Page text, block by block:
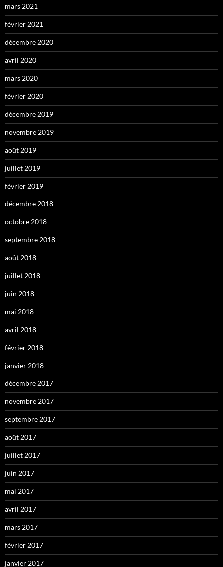
mars 2021
février 2021
décembre 2020
avril 2020
mars 2020
février 2020
décembre 2019
novembre 2019
août 2019
juillet 2019
février 2019
décembre 2018
octobre 2018
septembre 2018
août 2018
juillet 2018
juin 2018
mai 2018
avril 2018
février 2018
janvier 2018
décembre 2017
novembre 2017
septembre 2017
août 2017
juillet 2017
juin 2017
mai 2017
avril 2017
mars 2017
février 2017
janvier 2017